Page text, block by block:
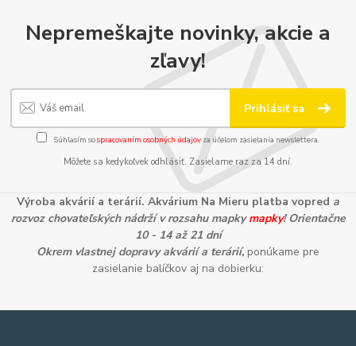
Nepremeškajte novinky, akcie a
zľavy!
Prihlásiť sa
Súhlasím sospracovaním osobných údajov za účelom zasielania newslettera.
Môžete sa kedykoľvek odhlásiť. Zasielame raz za 14 dní.
Výroba akvárií a terárií. Akvárium Na Mieru platba vopred a
rozvoz chovateľských nádrží v rozsahu mapkymapky! Orientačne
10 - 14 až 21 dní
Okrem vlastnej dopravy akvárií a terárií, ponúkame pre
zasielanie balíčkov aj na dobierku: